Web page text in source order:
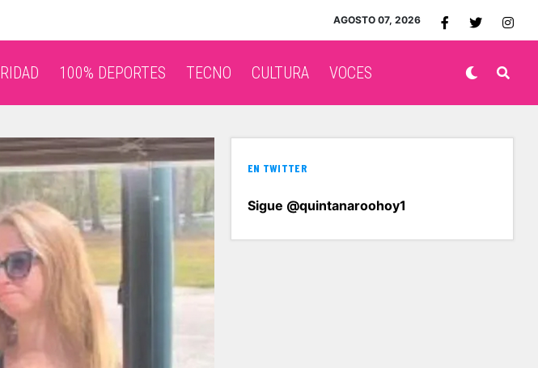
AGOSTO 07, 2026
100% DEPORTES TECNO CULTURA VOCES
EN TWITTER
Sigue @quintanaroohoy1